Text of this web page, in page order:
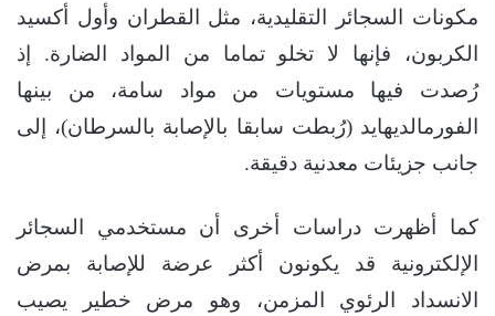
مكونات السجائر التقليدية، مثل القطران وأول أكسيد
الكربون، فإنها لا تخلو تماما من المواد الضارة. إذ
رُصدت فيها مستويات من مواد سامة، من بينها
الفورمالديهايد (رُبطت سابقا بالإصابة بالسرطان)، إلى
جانب جزيئات معدنية دقيقة.
كما أظهرت دراسات أخرى أن مستخدمي السجائر
الإلكترونية قد يكونون أكثر عرضة للإصابة بمرض
الانسداد الرئوي المزمن، وهو مرض خطير يصيب